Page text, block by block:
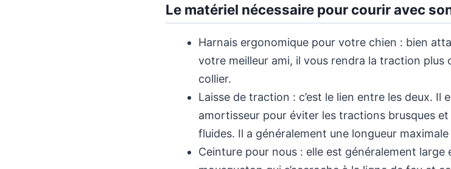
Le matériel nécessaire pour courir avec
Harnais ergonomique pour votre chien : bien
votre meilleur ami, il vous rendra la traction plus
collier.
Laisse de traction : c’est le lien entre les deux. Il
amortisseur pour éviter les tractions brusques
fluides. Il a généralement une longueur
Ceinture pour nous : elle est généralement